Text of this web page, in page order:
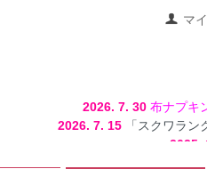
マ
2026. 7. 30 布ナプキ
2026. 7. 15
「スクワラ
2025.